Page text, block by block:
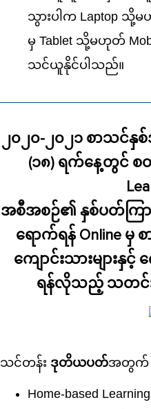
သွားပါက Laptop သို့
မှ Tablet သို့မဟုတ်
သင်ယူနိုင်ပါသည်။
၂၀၂၀-၂၀၂၁ စာသင်
(၁၈) ရက်နေ့တွင် စ
အစီအစဉ်၏ နှစ်ပတ်က
ရောက်ရန် Online မှ
ကျောင်းသားများနှင့်
ရန်လိုသည့် သတင်
သင်တန်း ဒုတိယပတ်အတွက်
Home-based